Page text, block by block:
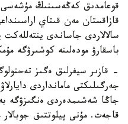
قوعامدىق كەڭەسىنىڭ مۇشەسى
قازاقستان مەن قىتاي
سالالاردى جاساندى
باسقارۋ مودەلىنە كوشىرۋگە
- قازىر سيفرلىق ەگىز
جەرگىلىكتى مامانداردى
جاڭا شەشىمدەردى ەنگىزۋگە
قاجەت. مۇنى پيلوتتىق جوبالار